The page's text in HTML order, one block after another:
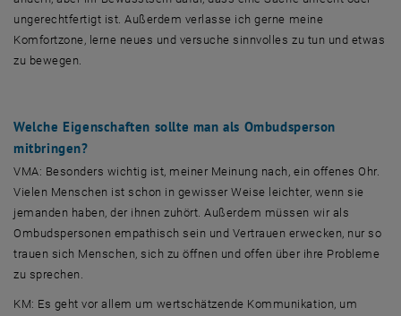
ungerechtfertigt ist. Außerdem verlasse ich gerne meine
Komfortzone, lerne neues und versuche sinnvolles zu tun und etwas
zu bewegen.
Welche Eigenschaften sollte man als Ombudsperson
mitbringen?
VMA: Besonders wichtig ist, meiner Meinung nach, ein offenes Ohr.
Vielen Menschen ist schon in gewisser Weise leichter, wenn sie
jemanden haben, der ihnen zuhört. Außerdem müssen wir als
Ombudspersonen empathisch sein und Vertrauen erwecken, nur so
trauen sich Menschen, sich zu öffnen und offen über ihre Probleme
zu sprechen.
KM: Es geht vor allem um wertschätzende Kommunikation, um